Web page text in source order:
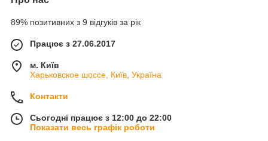
89% позитивних з 9 відгуків за рік
Працює з 27.06.2017
м. Київ
Харьковское шоссе, Київ, Україна
Контакти
Сьогодні працює з 12:00 до 22:00
Показати весь графік роботи